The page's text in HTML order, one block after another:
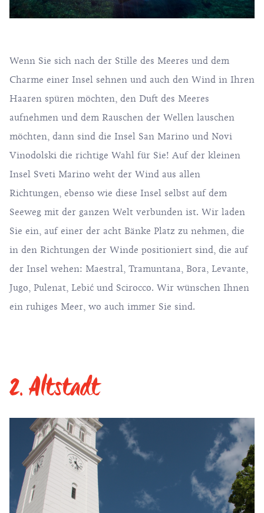
Wenn Sie sich nach der Stille des Meeres und dem
Charme einer Insel sehnen und auch den Wind in Ihren
Haaren spüren möchten, den Duft des Meeres
aufnehmen und dem Rauschen der Wellen lauschen
möchten, dann sind die Insel San Marino und Novi
Vinodolski die richtige Wahl für Sie! Auf der kleinen
Insel Sveti Marino weht der Wind aus allen
Richtungen, ebenso wie diese Insel selbst auf dem
Seeweg mit der ganzen Welt verbunden ist. Wir laden
Sie ein, auf einer der acht Bänke Platz zu nehmen, die
in den Richtungen der Winde positioniert sind, die auf
der Insel wehen: Maestral, Tramuntana, Bora, Levante,
Jugo, Pulenat, Lebić und Scirocco. Wir wünschen Ihnen
ein ruhiges Meer, wo auch immer Sie sind.
2. Altstadt